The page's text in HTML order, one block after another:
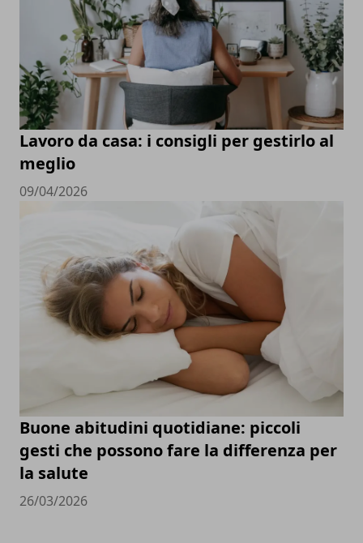
Lavoro da casa: i consigli per gestirlo al
meglio
09/04/2026
Buone abitudini quotidiane: piccoli
gesti che possono fare la differenza per
la salute
26/03/2026